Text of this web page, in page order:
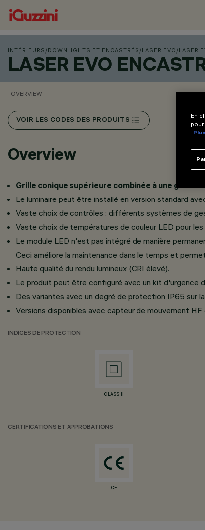
INTÉRIEURS /DOWNLIGHTS ET ENCASTRÉS /LASER EVO /LASER
LASER EVO
OVERVIEW
VOIR LES CODES DES PRODUITS
Overview
Grille conique supérieure combinée à une
Le luminaire peut être installé en version standard
Vaste choix de contrôles : différents systèmes de
Vaste choix de températures de couleur LED pour
Le module LED n'est pas intégré de manière
Ceci améliore la maintenance dans le temps et
Haute qualité du rendu lumineux (CRI élevé).
Le produit peut être configuré avec un kit d'urgence
Des variantes avec un degré de protection IP65 sur
Versions disponibles avec capteur de mouvement
INDICES DE PROTECTION
CLASS II
CERTIFICATIONS ET APPROBATIONS
CE
En